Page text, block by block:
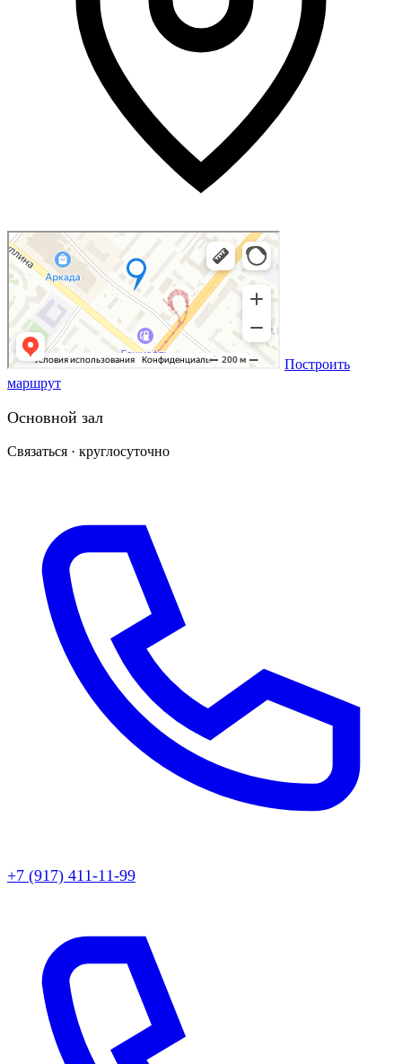
Построить
маршрут
Основной зал
Связаться · круглосуточно
+7 (917) 411-11-99